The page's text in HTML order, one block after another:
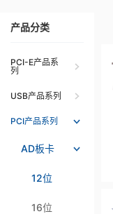
产品分类
PCI-E产品系
列
USB产品系列
PCI产品系列
AD板卡
12位
16位